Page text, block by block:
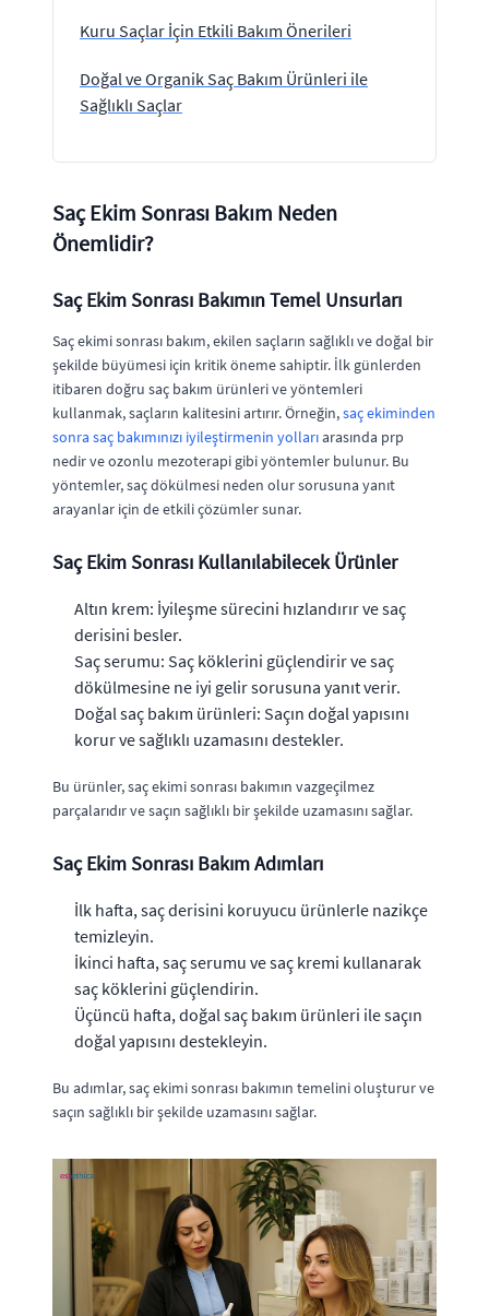
Kuru Saçlar İçin Etkili Bakım Önerileri
Doğal ve Organik Saç Bakım Ürünleri ile
Sağlıklı Saçlar
Saç Ekim Sonrası Bakım Neden
Önemlidir?
Saç Ekim Sonrası Bakımın Temel Unsurları
Saç ekimi sonrası bakım, ekilen saçların sağlıklı ve doğal bir
şekilde büyümesi için kritik öneme sahiptir. İlk günlerden
itibaren doğru saç bakım ürünleri ve yöntemleri
kullanmak, saçların kalitesini artırır. Örneğin,saç ekiminden
sonra saç bakımınızı iyileştirmenin yollarıarasında prp
nedir ve ozonlu mezoterapi gibi yöntemler bulunur. Bu
yöntemler, saç dökülmesi neden olur sorusuna yanıt
arayanlar için de etkili çözümler sunar.
Saç Ekim Sonrası Kullanılabilecek Ürünler
Altın krem: İyileşme sürecini hızlandırır ve saç
derisini besler.
Saç serumu: Saç köklerini güçlendirir ve saç
dökülmesine ne iyi gelir sorusuna yanıt verir.
Doğal saç bakım ürünleri: Saçın doğal yapısını
korur ve sağlıklı uzamasını destekler.
Bu ürünler, saç ekimi sonrası bakımın vazgeçilmez
parçalarıdır ve saçın sağlıklı bir şekilde uzamasını sağlar.
Saç Ekim Sonrası Bakım Adımları
İlk hafta, saç derisini koruyucu ürünlerle nazikçe
temizleyin.
İkinci hafta, saç serumu ve saç kremi kullanarak
saç köklerini güçlendirin.
Üçüncü hafta, doğal saç bakım ürünleri ile saçın
doğal yapısını destekleyin.
Bu adımlar, saç ekimi sonrası bakımın temelini oluşturur ve
saçın sağlıklı bir şekilde uzamasını sağlar.